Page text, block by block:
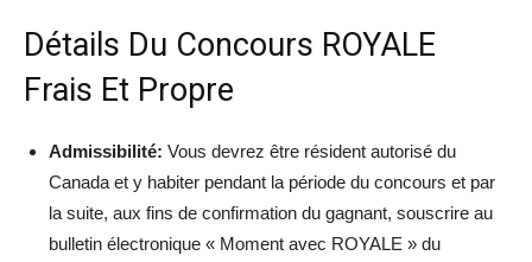
Détails Du Concours ROYALE
Frais Et Propre
Admissibilité: Vous devrez être résident autorisé du
Canada et y habiter pendant la période du concours et par
la suite, aux fins de confirmation du gagnant, souscrire au
bulletin électronique « Moment avec ROYALE » du